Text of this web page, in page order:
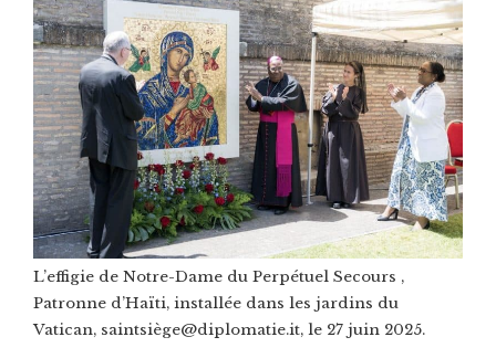
L’effigie de Notre-Dame du Perpétuel Secours ,
Patronne d’Haïti, installée dans les jardins du
Vatican, saintsiège@diplomatie.it, le 27 juin 2025.